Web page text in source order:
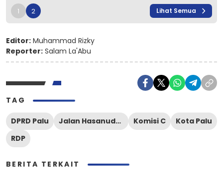
1 2 Lihat Semua
Editor: Muhammad Rizky
Reporter: Salam La'Abu
TAG
DPRD Palu Jalan Hasanuddin Komisi C
Kota Palu
RDP
BERITA TERKAIT